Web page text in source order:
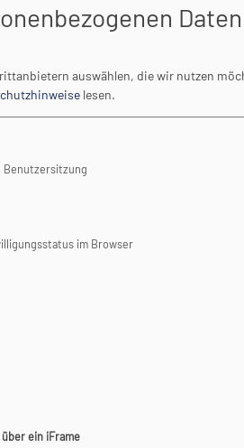
persönliche Beziehung haben,
in ihm. (1. Joh 4, 16)
Sie den gewünschten
feiern gibt es viele:
auswählen, die wir nutzen
lesen.
Benutzersitzung
im Browser
ein iFrame